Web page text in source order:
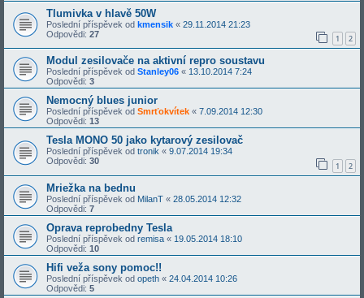
Tlumivka v hlavě 50W
Poslední příspěvek od kmensik « 29.11.2014 21:23
Odpovědi: 27 1 2
Modul zesilovače na aktivní repro soustavu
Poslední příspěvek od Stanley06 « 13.10.2014 7:24
Odpovědi: 3
Nemocný blues junior
Poslední příspěvek od Smrťokvítek « 7.09.2014 12:30
Odpovědi: 13
Tesla MONO 50 jako kytarový zesilovač
Poslední příspěvek od tronik « 9.07.2014 19:34
Odpovědi: 30 1 2
Mriežka na bednu
Poslední příspěvek od MilanT « 28.05.2014 12:32
Odpovědi: 7
Oprava reprobedny Tesla
Poslední příspěvek od remisa « 19.05.2014 18:10
Odpovědi: 10
Hifi veža sony pomoc!!
Poslední příspěvek od opeth « 24.04.2014 10:26
Odpovědi: 5